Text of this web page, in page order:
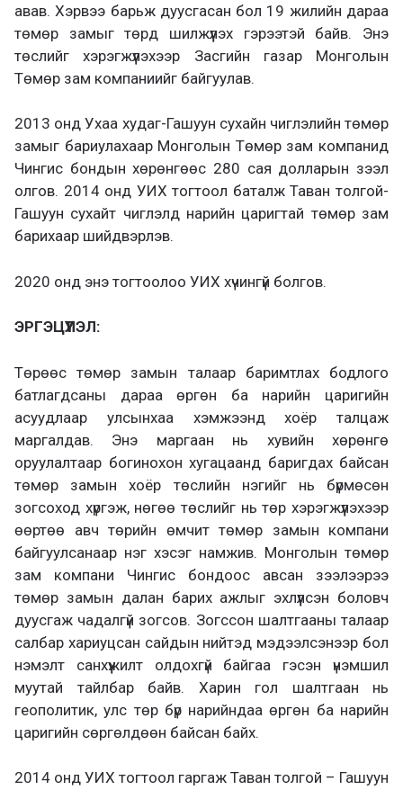
авав. Хэрвээ барьж дуусгасан бол 19 жилийн дараа
төмөр замыг төрд шилжүүлэх гэрээтэй байв. Энэ
төслийг хэрэгжүүлэхээр Засгийн газар Монголын
Төмөр зам компаниийг байгуулав.
2013 онд Ухаа худаг-Гашуун сухайн чиглэлийн төмөр
замыг бариулахаар Монголын Төмөр зам компанид
Чингис бондын хөрөнгөөс 280 сая долларын зээл
олгов. 2014 онд УИХ тогтоол баталж Таван толгой-
Гашуун сухайт чиглэлд нарийн царигтай төмөр зам
барихаар шийдвэрлэв.
2020 онд энэ тогтоолоо УИХ хүчингүй болгов.
ЭРГЭЦҮҮЛЭЛ:
Төрөөс төмөр замын талаар баримтлах бодлого
батлагдсаны дараа өргөн ба нарийн царигийн
асуудлаар улсынхаа хэмжээнд хоёр талцаж
маргалдав. Энэ маргаан нь хувийн хөрөнгө
оруулалтаар богинохон хугацаанд баригдах байсан
төмөр замын хоёр төслийн нэгийг нь бүрмөсөн
зогсоход хүргэж, нөгөө төслийг нь төр хэрэгжүүлэхээр
өөртөө авч төрийн өмчит төмөр замын компани
байгуулсанаар нэг хэсэг намжив. Монголын төмөр
зам компани Чингис бондоос авсан зээлээрээ
төмөр замын далан барих ажлыг эхлүүлсэн боловч
дуусгаж чадалгүй зогсов. Зогссон шалтгааны талаар
салбар хариуцсан сайдын нийтэд мэдээлсэнээр бол
нэмэлт санхүүжилт олдохгүй байгаа гэсэн үнэмшил
муутай тайлбар байв. Харин гол шалтгаан нь
геополитик, улс төр бүр нарийндаа өргөн ба нарийн
царигийн сөргөлдөөн байсан байх.
2014 онд УИХ тогтоол гаргаж Таван толгой – Гашуун